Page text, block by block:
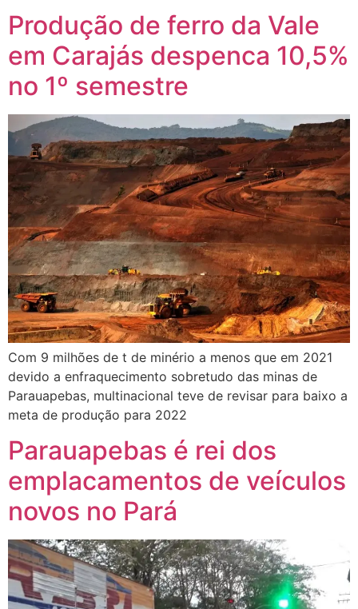
Produção de ferro da Vale
em Carajás despenca 10,5%
no 1º semestre
Com 9 milhões de t de minério a menos que em 2021
devido a enfraquecimento sobretudo das minas de
Parauapebas, multinacional teve de revisar para baixo a
meta de produção para 2022
Parauapebas é rei dos
emplacamentos de veículos
novos no Pará